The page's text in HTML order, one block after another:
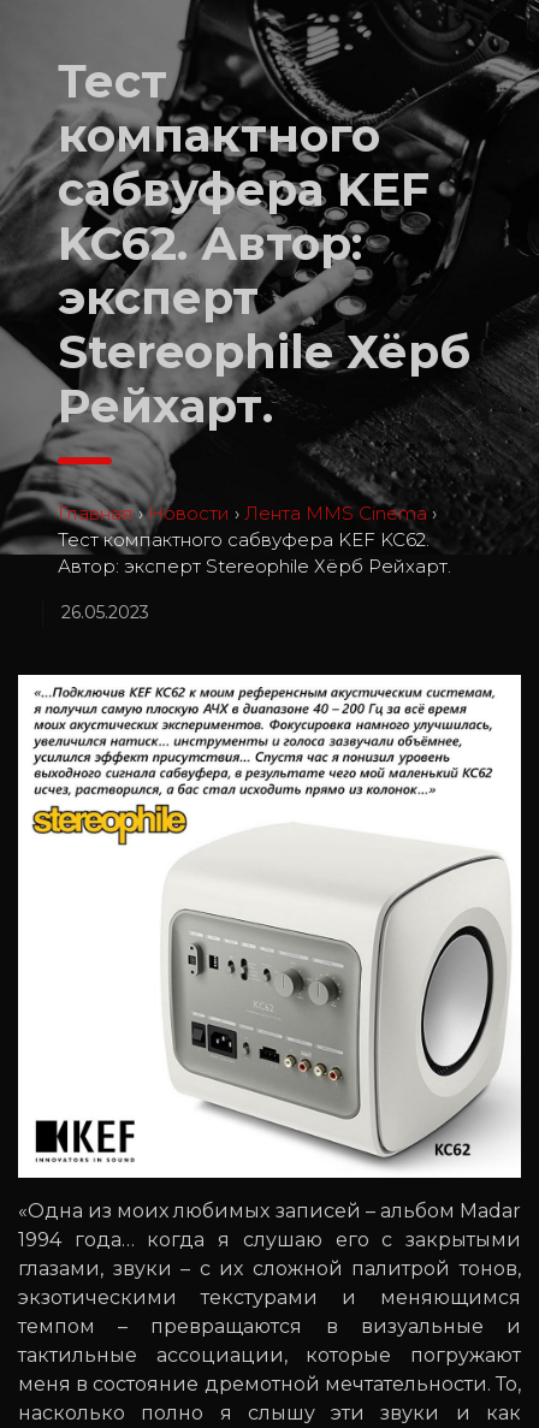
Тест
компактного
сабвуфера KEF
KC62. Автор:
эксперт
Stereophile Хёрб
Рейхарт.
Главная › Новости › Лента MMS Cinema ›
Тест компактного сабвуфера KEF KC62.
Автор: эксперт Stereophile Хёрб Рейхарт.
26.05.2023
«Одна из моих любимых записей – альбом Madar
1994 года… когда я слушаю его с закрытыми
глазами, звуки – с их сложной палитрой тонов,
экзотическими текстурами и меняющимся
темпом – превращаются в визуальные и
тактильные ассоциации, которые погружают
меня в состояние дремотной мечтательности. То,
насколько полно я слышу эти звуки и как